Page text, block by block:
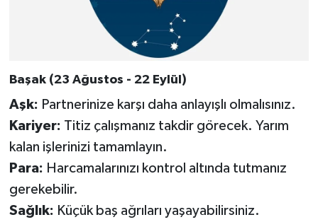
Başak (23 Ağustos - 22 Eylül)
Aşk: Partnerinize karşı daha anlayışlı olmalısınız.
Kariyer: Titiz çalışmanız takdir görecek. Yarım
kalan işlerinizi tamamlayın.
Para: Harcamalarınızı kontrol altında tutmanız
gerekebilir.
Sağlık: Küçük baş ağrıları yaşayabilirsiniz.